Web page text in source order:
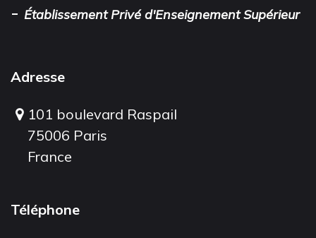
- Établissement Privé d'Enseignement Supérieur
Adresse
101 boulevard Raspail
75006 Paris
France
Téléphone